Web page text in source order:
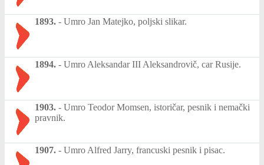
1893. - Umro Jan Matejko, poljski slikar.
1894. - Umro Aleksandar III Aleksandrovič, car Rusije.
1903. - Umro Teodor Momsen, istoričar, pesnik i nemački
pravnik.
1907. - Umro Alfred Jarry, francuski pesnik i pisac.